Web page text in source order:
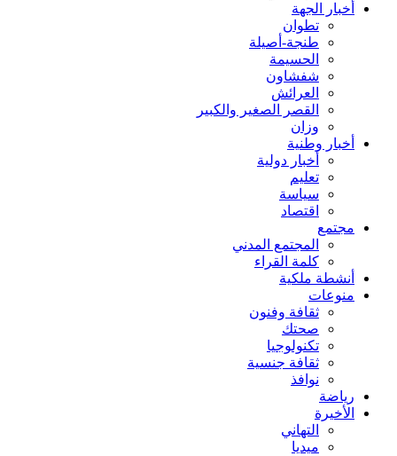
أخبار الجهة
تطوان
طنجة-أصيلة
الحسيمة
شفشاون
العرائش
القصر الصغير والكبير
وزان
أخبار وطنية
أخبار دولية
تعليم
سياسة
اقتصاد
مجتمع
المجتمع المدني
كلمة القراء
أنشطة ملكية
منوعات
ثقافة وفنون
صحتك
تكنولوجيا
ثقافة جنسية
نوافذ
رياضة
الأخيرة
التهاني
ميديا